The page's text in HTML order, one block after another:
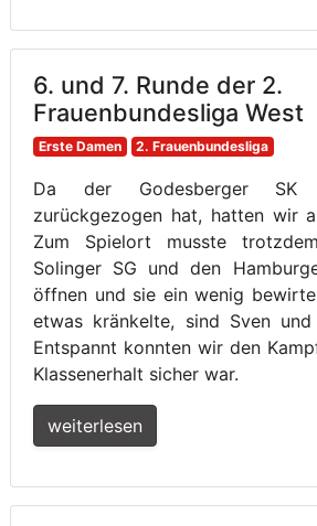
6. und 7. Runde der 2.
Frauenbundesliga West
Erste Damen 2. Frauenbundesliga
Da der Godesberger SK
zurückgezogen hat, hatten wir
Zum Spielort musste
Solinger SG und den
öffnen und sie ein wenig
etwas kränkelte, sind Sven
Entspannt konnten wir den
Klassenerhalt sicher war.
weiterlesen